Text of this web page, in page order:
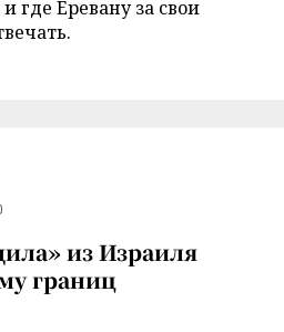
где Еревану за свои
из Израиля
границ